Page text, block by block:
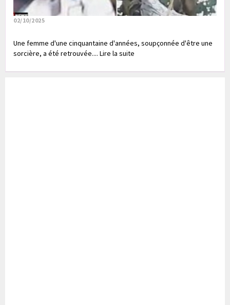
02/10/2025
Une femme d'une cinquantaine d'années, soupçonnée d'être une
sorcière, a été retrouvée.... Lire la suite